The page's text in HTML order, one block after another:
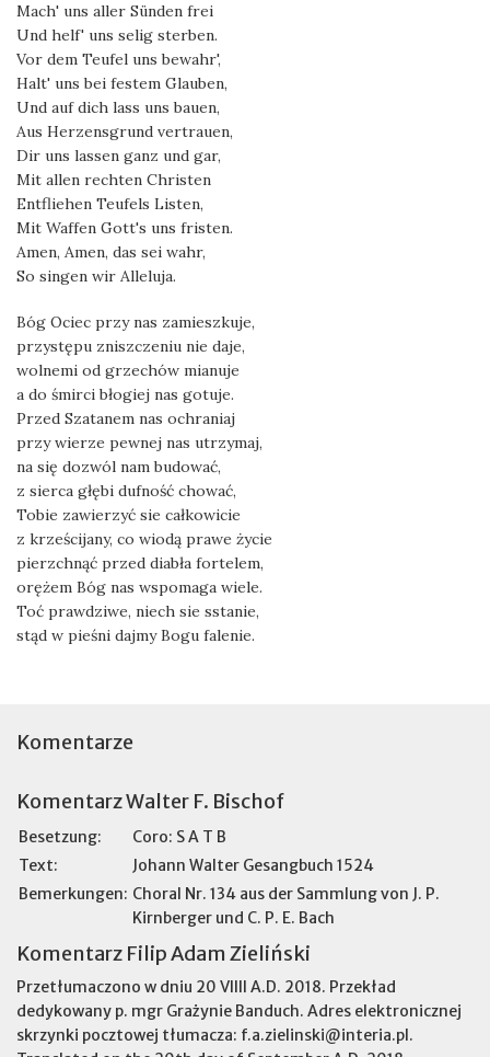
Mach' uns aller Sünden frei
Und helf' uns selig sterben.
Vor dem Teufel uns bewahr',
Halt' uns bei festem Glauben,
Und auf dich lass uns bauen,
Aus Herzensgrund vertrauen,
Dir uns lassen ganz und gar,
Mit allen rechten Christen
Entfliehen Teufels Listen,
Mit Waffen Gott's uns fristen.
Amen, Amen, das sei wahr,
So singen wir Alleluja.
Bóg Ociec przy nas zamieszkuje,
przystępu zniszczeniu nie daje,
wolnemi od grzechów mianuje
a do śmirci błogiej nas gotuje.
Przed Szatanem nas ochraniaj
przy wierze pewnej nas utrzymaj,
na się dozwól nam budować,
z sierca głębi dufność chować,
Tobie zawierzyć sie całkowicie
z krześcijany, co wiodą prawe życie
pierzchnąć przed diabła fortelem,
orężem Bóg nas wspomaga wiele.
Toć prawdziwe, niech sie sstanie,
stąd w pieśni dajmy Bogu falenie.
Komentarze
Komentarz Walter F. Bischof
Besetzung:
Coro: S A T B
Text:
Johann Walter Gesangbuch 1524
Bemerkungen: Choral Nr. 134 aus der Sammlung von J. P.
Kirnberger und C. P. E. Bach
Komentarz Filip Adam Zieliński
Przetłumaczono w dniu 20 VIIII A.D. 2018. Przekład
dedykowany p. mgr Grażynie Banduch. Adres elektronicznej
skrzynki pocztowej tłumacza: f.a.zielinski@interia.pl.